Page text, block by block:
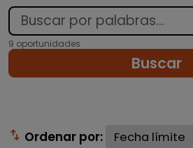
9 oportunidades
Buscar
swap_vert Ordenar por: